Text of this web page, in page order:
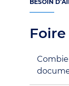
BESOIN